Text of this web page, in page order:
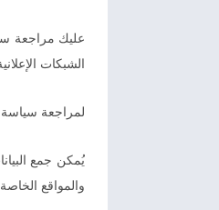
عليك مراجعة
الشبكات
لمراجعة سياسة
يُمكن جمع
والمواقع